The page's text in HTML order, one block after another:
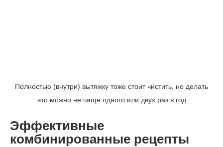
Полностью (внутри) вытяжку тоже стоит чистить, но делать
это можно не чаще одного или двух раз в год
Эффективные
комбинированные рецепты